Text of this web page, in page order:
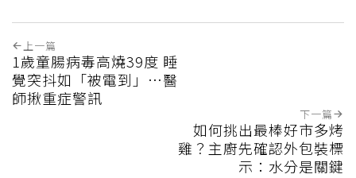
上一篇
1歲童腸病毒高燒39度 睡
覺突抖如「被電到」…醫
師揪重症警訊
下一篇
如何挑出最棒好市多烤
雞？主廚先確認外包裝標
示：水分是關鍵